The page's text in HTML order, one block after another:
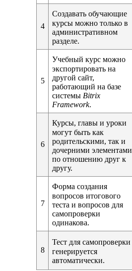
4
Создавать обучающие
курсы можно только в
административном
разделе.
5
Учебный курс можно
экспортировать на
другой сайт,
работающий на базе
системы Bitrix
Framework.
6
Курсы, главы и уроки
могут быть как
родительскими, так и
дочерними элементами
по отношению друг к
другу.
7
Форма создания
вопросов итогового
теста и вопросов для
самопроверки
одинакова.
8
Тест для самопроверки
генерируется
автоматически.